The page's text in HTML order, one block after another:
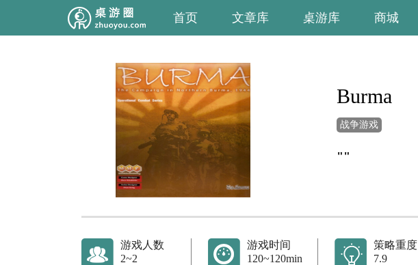
首页 文章库 桌游库 商城
Burma
战争游戏
""
游戏人数
2~2
游戏时间
120~120min
策略重度
7.9